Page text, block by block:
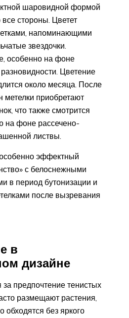
шаровидной формой
стороны. Цветет
напоминающими
звездочки.
особенно на фоне
Цветение
около месяца. После
метелки приобретают
что также смотрится
на фоне рассечено-
листвы.
эффектный
с белоснежными
в период бутонизации и
после вызревания
в
дизайне
предпочтение тенистых
размещают растения,
обходятся без яркого